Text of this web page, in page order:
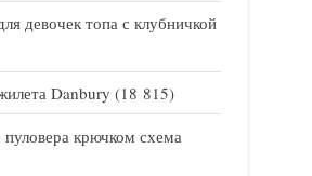
девочек топа с клубничкой
Danbury (18 815)
пуловера крючком схема